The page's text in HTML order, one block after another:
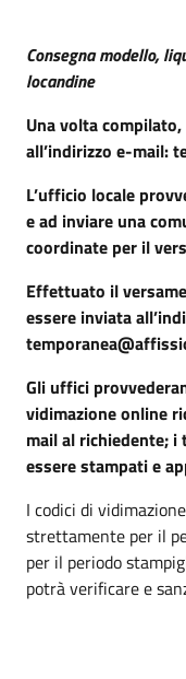
Consegna modello,
locandine
Una volta
all’indirizzo e-mail:
L’ufficio locale
e ad inviare una
coordinate per il
Effettuato il
essere inviata
Gli uffici
vidimazione online
mail al richiedente;
essere stampati e
I codici di
strettamente per il
per il periodo
potrà verificare e